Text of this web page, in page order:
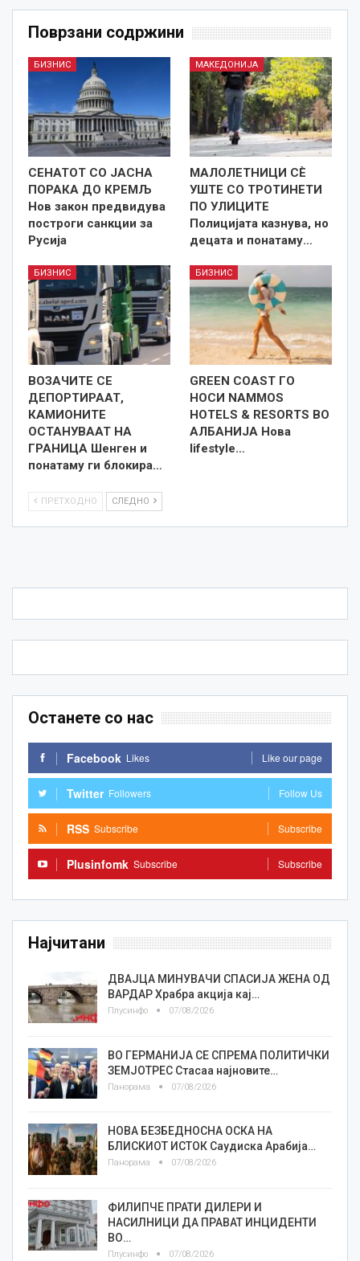
Поврзани содржини
БИЗНИС
СЕНАТОТ СО ЈАСНА
ПОРАКА ДО КРЕМЉ
Нов закон предвидува
построги санкции за
Русија
МАКЕДОНИЈА
МАЛОЛЕТНИЦИ СÈ
УШТЕ СО ТРОТИНЕТИ
ПО УЛИЦИТЕ
Полицијата казнува, но
децата и понатаму…
БИЗНИС
ВОЗАЧИТЕ СЕ
ДЕПОРТИРААТ,
КАМИОНИТЕ
ОСТАНУВААТ НА
ГРАНИЦА Шенген и
понатаму ги блокира…
БИЗНИС
GREEN COAST ГО
НОСИ NAMMOS
HOTELS & RESORTS ВО
АЛБАНИЈА Нова
lifestyle…
ПРЕТХОДНО СЛЕДНО
Останете со нас
Facebook Likes Like our page
Twitter Followers Follow Us
RSS Subscribe Subscribe
Plusinfomk Subscribe Subscribe
Најчитани
ДВАЈЦА МИНУВАЧИ СПАСИЈА ЖЕНА ОД
ВАРДАР Храбра акција кај…
Плусинфо 07/08/2026
ВО ГЕРМАНИЈА СЕ СПРЕМА ПОЛИТИЧКИ
ЗЕМЈОТРЕС Стасаа најновите…
Панорама 07/08/2026
НОВА БЕЗБЕДНОСНА ОСКА НА
БЛИСКИОТ ИСТОК Саудиска Арабија…
Панорама 07/08/2026
ФИЛИПЧЕ ПРАТИ ДИЛЕРИ И
НАСИЛНИЦИ ДА ПРАВАТ ИНЦИДЕНТИ
ВО…
Плусинфо 07/08/2026